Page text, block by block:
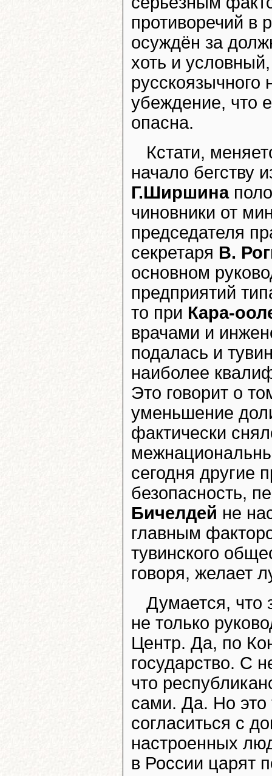
противоречий в
осуждён за
хоть и
русскоязычного
убеждение, что
опасна.
Кстати,
начало бегству
Г.Ширшина
чиновники от
председателя
секретаря В.
основном
предприятий
то при Кара-
врачами и
подалась и
наиболее
Это говорит о
уменьшение
фактически
сегодня другие
безопасность,
Бичелдей не
главным
тувинского
говоря, желает
Думается, что
не только
Центр. Да, по
государство. С
что
сами. Да. Но это
согласиться с
настроенных
в России царят